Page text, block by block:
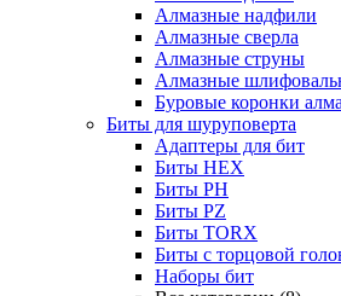
Алмазные надфили
Алмазные сверла
Алмазные струны
Алмазные
Буровые коронки
Биты для шуруповерта
Адаптеры для бит
Биты HEX
Биты PH
Биты PZ
Биты TORX
Биты с торцовой
Наборы бит